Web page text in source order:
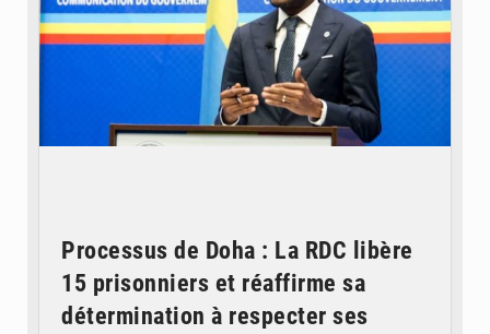
Processus de Doha : La RDC libère
15 prisonniers et réaffirme sa
détermination à respecter ses